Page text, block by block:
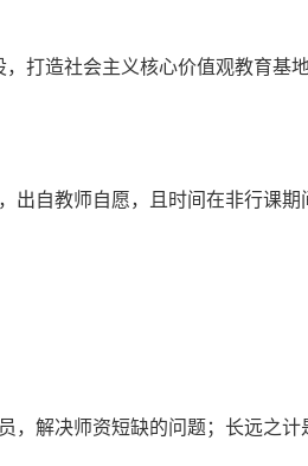
打造社会主义核心价值观教育基
出自教师自愿，且时间在非行课期
，解决师资短缺的问题；长远之计